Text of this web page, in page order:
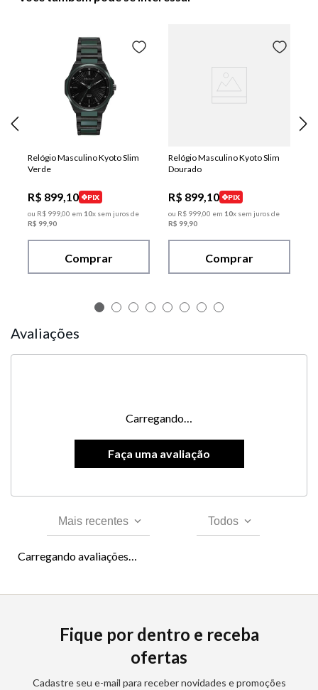
Relógio Masculino Kyoto Slim
Verde
R$ 899,10
PIX
ou R$ 99900 em 10x sem juros de
R$ 99 90
Comprar
Relógio Masculino Kyoto Slim
Dourado
R$ 899,10
PIX
ou R$ 99900 em 10x sem juros de
R$ 99 90
Comprar
Avaliações
Carregando…
Mais recentes Todos
Carregando avaliações…
Fique por dentro e receba
ofertas
Cadastre seu e-mail para receber novidades e promoções